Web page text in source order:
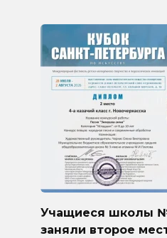
Учащиеся школы
заняли второе